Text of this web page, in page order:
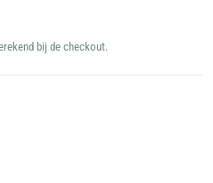
bij de checkout.